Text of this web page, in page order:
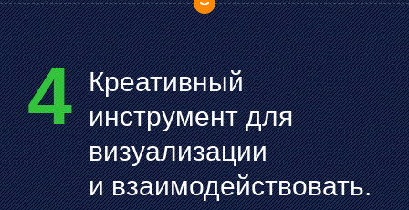
4 Креативный
инструмент для
визуализации
и взаимодействовать.